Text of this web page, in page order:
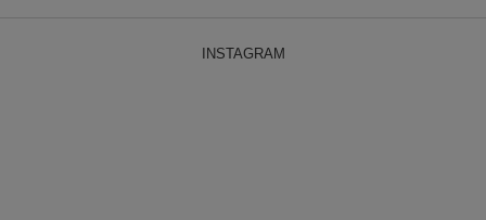
INSTAGRAM